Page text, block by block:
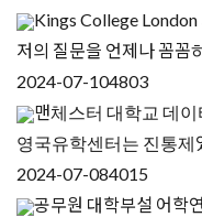
Kings College
저의 질문을 언제나 꼼꼼
2024-07-104803
맨체스터 대학교 데
영국유학센터는 진통
2024-07-084015
공무원 대학부설 어학